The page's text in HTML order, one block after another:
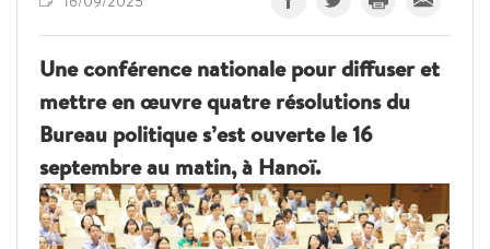
Une conférence nationale pour diffuser et
mettre en œuvre quatre résolutions du
Bureau politique s’est ouverte le 16
septembre au matin, à Hanoï.